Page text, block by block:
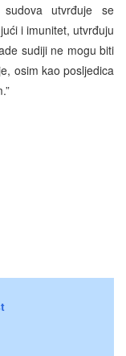
utvrđuje se
i imunitet, utvrđuju
sudiji ne mogu biti
osim kao posljedica